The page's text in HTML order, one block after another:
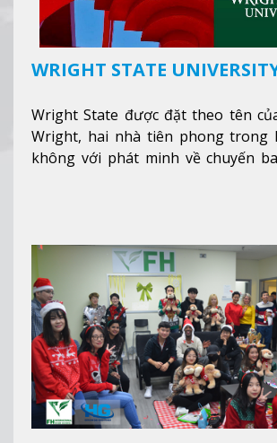
WRIGHT STATE
Wright State được đặt theo tên
Wright, hai nhà tiên phong trong
không với phát minh về chuyến